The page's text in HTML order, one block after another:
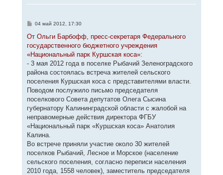
С
о
щ
е
и
е
04 май 2012, 17:30
От Ольги Барбофф, пресс-секретаря Федерального
государственного бюджетного учреждения
«Национальный парк Куршская коса»:
- 3 мая 2012 года в поселке Рыбачий Зеленоградского
района состоялась встреча жителей сельского
поселения Куршская коса с представителями власти.
Поводом послужило письмо председателя
поселкового Совета депутатов Олега Сысина
губернатору Калининградской области с жалобой на
неправомерные действия директора ФГБУ
«Национальный парк «Куршская коса» Анатолия
Калина.
Во встрече приняли участие около 30 жителей
поселков Рыбачий, Лесное и Морское (население
сельского поселения, согласно переписи населения
2010 года, 1558 человек), заместитель председателя